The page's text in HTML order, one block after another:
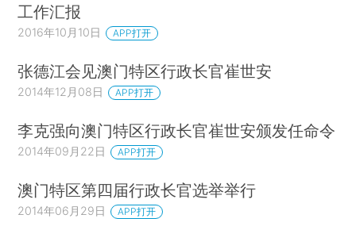
工作汇报
2016年10月10日 APP打开
张德江会见澳门特区行政长官崔世安
2014年12月08日 APP打开
李克强向澳门特区行政长官崔世安颁发任命令
2014年09月22日 APP打开
澳门特区第四届行政长官选举举行
2014年06月29日 APP打开